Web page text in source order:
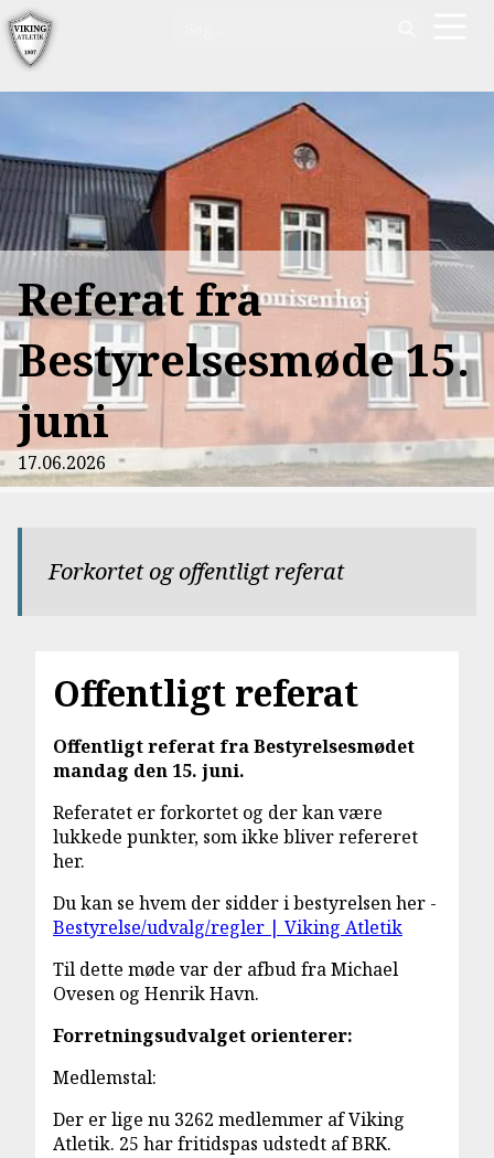
Referat fra
Bestyrelsesmøde 15.
juni
17.06.2026
Forkortet og offentligt referat
Offentligt referat
Offentligt referat fra Bestyrelsesmødet
mandag den 15. juni.
Referatet er forkortet og der kan være
lukkede punkter, som ikke bliver refereret
her.
Du kan se hvem der sidder i bestyrelsen her -
Bestyrelse/udvalg/regler | Viking Atletik
Til dette møde var der afbud fra Michael
Ovesen og Henrik Havn.
Forretningsudvalget orienterer:
Medlemstal:
Der er lige nu 3262 medlemmer af Viking
Atletik. 25 har fritidspas udstedt af BRK.